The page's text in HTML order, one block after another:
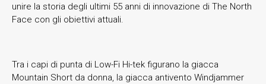
unire la storia degli ultimi 55 anni di innovazione di The North
Face con gli obiettivi attuali.
Tra i capi di punta di Low-Fi Hi-tek figurano la giacca
Mountain Short da donna, la giacca antivento Windjammer